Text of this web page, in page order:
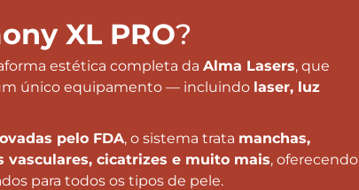
XL PRO?
estética completa da Alma Lasers, que
único equipamento — incluindo laser, luz
pelo FDA, o sistema trata manchas,
vasculares, cicatrizes e muito mais, oferecendo
para todos os tipos de pele.